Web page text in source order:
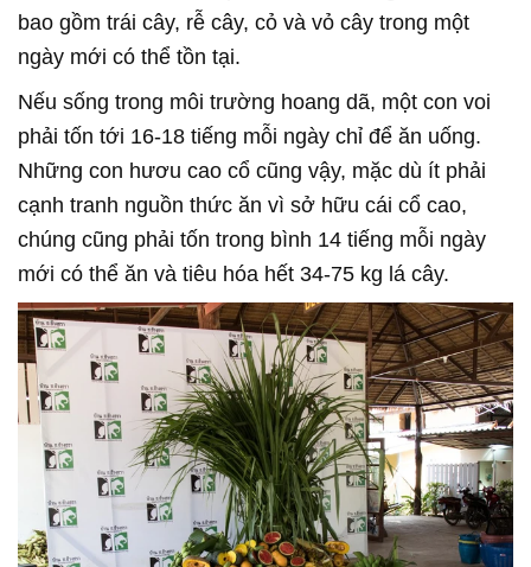
bao gồm trái cây, rễ cây, cỏ và vỏ cây trong một
ngày mới có thể tồn tại.
Nếu sống trong môi trường hoang dã, một con voi
phải tốn tới 16-18 tiếng mỗi ngày chỉ để ăn uống.
Những con hươu cao cổ cũng vậy, mặc dù ít phải
cạnh tranh nguồn thức ăn vì sở hữu cái cổ cao,
chúng cũng phải tốn trong bình 14 tiếng mỗi ngày
mới có thể ăn và tiêu hóa hết 34-75 kg lá cây.